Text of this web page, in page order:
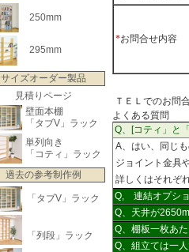
250mm
295mm
サイズオーダー製品
見積りページ
壁面本棚
「タブV」ラック
単列向き
「コティ」ラック
過去の参考制作例
「タブV」ラック
「列段」ラック
*お問合せ内容
ＴＥＬでのお問
よくある質問
Q、[コティ」と
A、はい、同じも
ジョイント金具
詳しくはそれぞ
Q, 連結オプショ
Q、天井が
Q、棚板一枚あ
Q、組立ては一